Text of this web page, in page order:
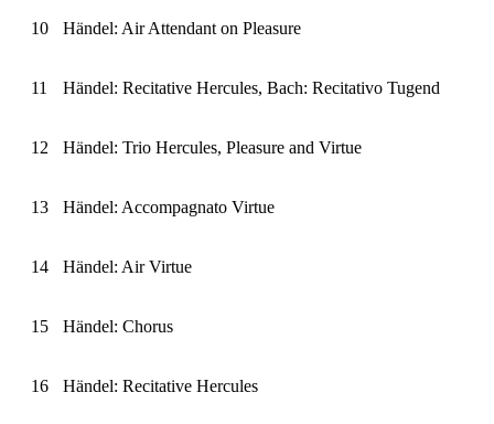
10 Händel: Air Attendant on Pleasure
11 Händel: Recitative Hercules, Bach: Recitativo Tugend
12 Händel: Trio Hercules, Pleasure and Virtue
13 Händel: Accompagnato Virtue
14 Händel: Air Virtue
15 Händel: Chorus
16 Händel: Recitative Hercules